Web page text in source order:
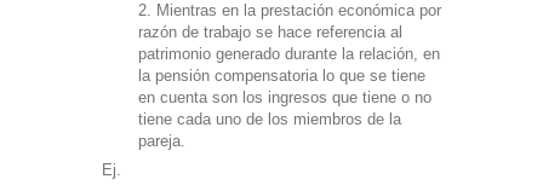
2. Mientras en la prestación económica por
razón de trabajo se hace referencia al
patrimonio generado durante la relación, en
la pensión compensatoria lo que se tiene
en cuenta son los ingresos que tiene o no
tiene cada uno de los miembros de la
pareja.
Ej.